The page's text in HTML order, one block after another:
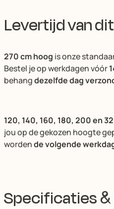
Levertijd van
270 cm hoog is onze
Bestel je op werkdagen vóór
behangdezelfde dag
120, 140, 160, 180, 200 en
jou op de gekozen hoogte
wordende volgende
Specificaties